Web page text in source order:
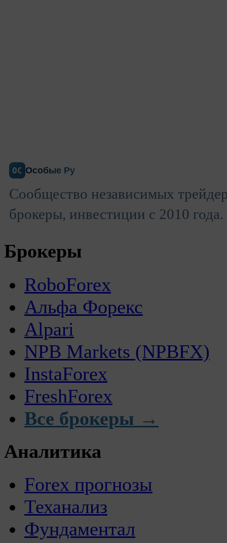
ОС Особые Ру
Сообщество независимых
брокеры, инвестиции с 2010 года.
Брокеры
RoboForex
Альфа Форекс
Alpari
NPB Markets (NPBFX)
InstaForex
FreshForex
Все брокеры →
Аналитика
Forex прогнозы
Теханализ
Фундаментал